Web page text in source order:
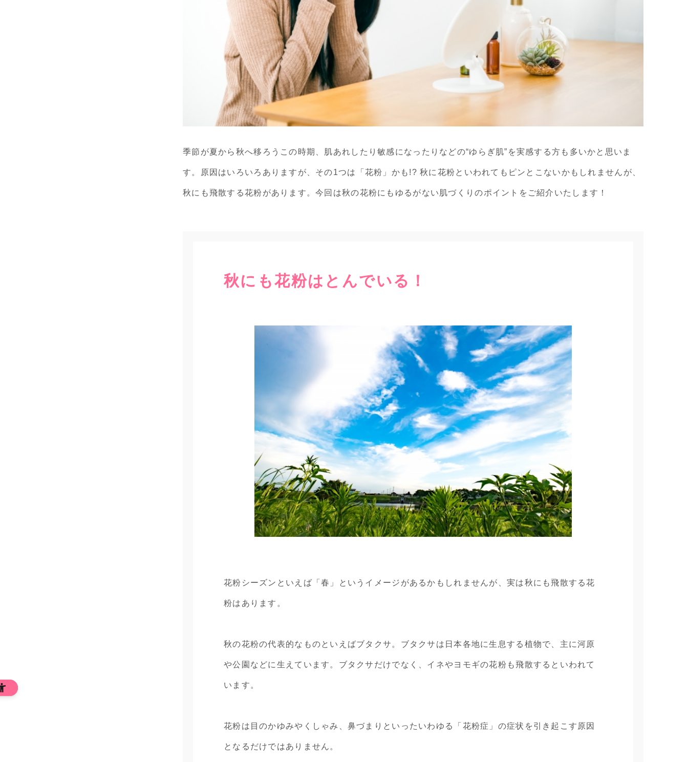
季節が夏から秋へ移ろうこの時期、肌あれしたり敏感になったりなどの“ゆらぎ肌”を実感する方も多いかと思いま
す。原因はいろいろありますが、その1つは「花粉」かも!? 秋に花粉といわれてもピンとこないかもしれませんが、
秋にも飛散する花粉があります。今回は秋の花粉にもゆるがない肌づくりのポイントをご紹介いたします！
秋にも花粉はとんでいる！
花粉シーズンといえば「春」というイメージがあるかもしれませんが、実は秋にも飛散する花
粉はあります。
秋の花粉の代表的なものといえばブタクサ。ブタクサは日本各地に生息する植物で、主に河原
や公園などに生えています。ブタクサだけでなく、イネやヨモギの花粉も飛散するといわれて
います。
花粉は目のかゆみやくしゃみ、鼻づまりといったいわゆる「花粉症」の症状を引き起こす原因
となるだけではありません。